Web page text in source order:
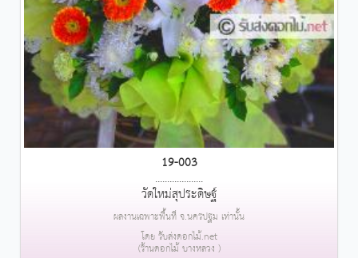
19-003
....................
วัดใหม่สุประดิษฐ์
ผลงานเฉพาะพื้นที่ จ.นครปฐม เท่านั้น
โดย รับส่งดอกไม้.net
(ร้านดอกไม้ บางหลวง )